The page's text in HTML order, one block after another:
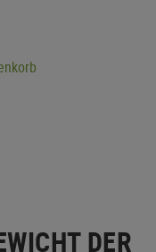
DER